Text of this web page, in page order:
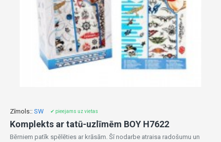
Zīmols:: SW ✔ pieejams uz vietas
Komplekts ar tatū-uzlīmēm BOY H7622
Bērniem patīk spēlēties ar krāsām. Šī nodarbe atraisa radošumu un